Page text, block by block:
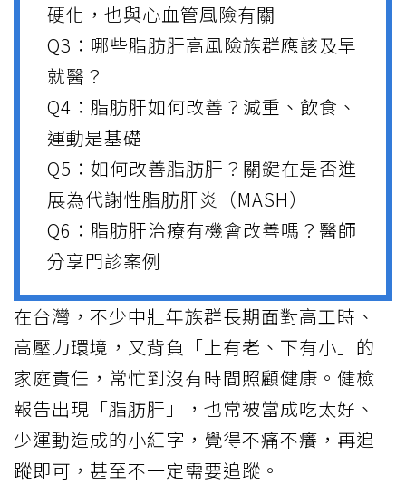
硬化，也與心血管風險有關
Q3：哪些脂肪肝高風險族群應該及早
就醫？
Q4：脂肪肝如何改善？減重、飲食、
運動是基礎
Q5：如何改善脂肪肝？關鍵在是否進
展為代謝性脂肪肝炎（MASH）
Q6：脂肪肝治療有機會改善嗎？醫師
分享門診案例
在台灣，不少中壯年族群長期面對高工時、
高壓力環境，又背負「上有老、下有小」的
家庭責任，常忙到沒有時間照顧健康。健檢
報告出現「脂肪肝」，也常被當成吃太好、
少運動造成的小紅字，覺得不痛不癢，再追
蹤即可，甚至不一定需要追蹤。